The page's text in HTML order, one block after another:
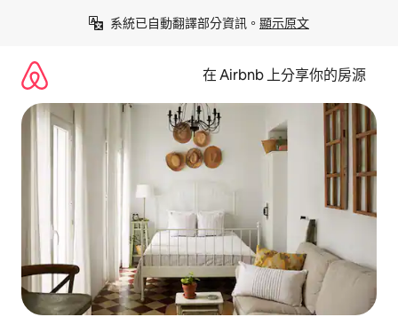
系統已自動翻譯部分資訊。 顯示原文
在 Airbnb 上分享你的房源